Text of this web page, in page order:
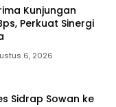
Kunjungan
Perkuat Sinergi
6, 2026
Sidrap Sowan ke